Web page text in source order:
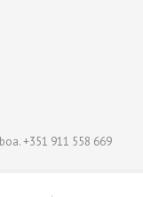
+351 911 558 669